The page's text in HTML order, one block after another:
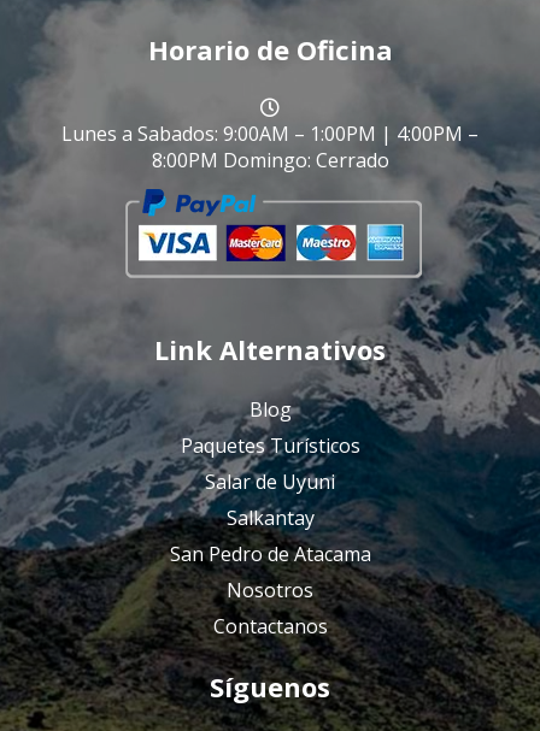
Horario de Oficina
Lunes a Sabados: 9:00AM – 1:00PM | 4:00PM –
8:00PM Domingo: Cerrado
Link Alternativos
Blog
Paquetes Turísticos
Salar de Uyuni
Salkantay
San Pedro de Atacama
Nosotros
Contactanos
Síguenos